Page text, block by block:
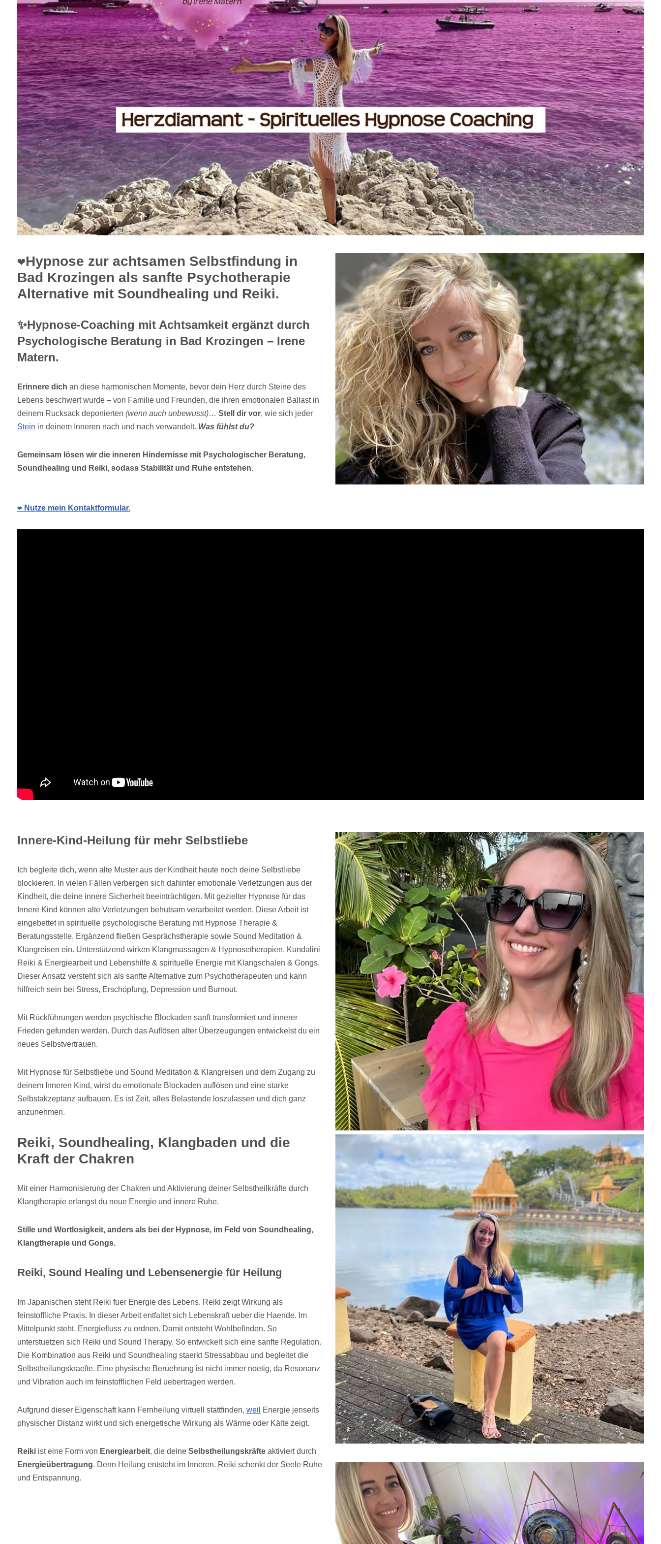
❤️Hypnose zur achtsamen Selbstfindung in
Bad Krozingen als sanfte Psychotherapie
Alternative mit Soundhealing und Reiki.
✨Hypnose-Coaching mit Achtsamkeit ergänzt durch
Psychologische Beratung in Bad Krozingen – Irene
Matern.
Erinnere dich an diese harmonischen Momente, bevor dein Herz durch Steine des
Lebens beschwert wurde – von Familie und Freunden, die ihren emotionalen Ballast in
deinem Rucksack deponierten (wenn auch unbewusst)… Stell dir vor, wie sich jeder
Stein in deinem Inneren nach und nach verwandelt. Was fühlst du?
Gemeinsam lösen wir die inneren Hindernisse mit Psychologischer Beratung,
Soundhealing und Reiki, sodass Stabilität und Ruhe entstehen.
❤️ Nutze mein Kontaktformular.
Innere-Kind-Heilung für mehr Selbstliebe
Ich begleite dich, wenn alte Muster aus der Kindheit heute noch deine Selbstliebe
blockieren. In vielen Fällen verbergen sich dahinter emotionale Verletzungen aus der
Kindheit, die deine innere Sicherheit beeinträchtigen. Mit gezielter Hypnose für das
Innere Kind können alte Verletzungen behutsam verarbeitet werden. Diese Arbeit ist
eingebettet in spirituelle psychologische Beratung mit Hypnose Therapie &
Beratungsstelle. Ergänzend fließen Gesprächstherapie sowie Sound Meditation &
Klangreisen ein. Unterstützend wirken Klangmassagen & Hypnosetherapien, Kundalini
Reiki & Energiearbeit und Lebenshilfe & spirituelle Energie mit Klangschalen & Gongs.
Dieser Ansatz versteht sich als sanfte Alternative zum Psychotherapeuten und kann
hilfreich sein bei Stress, Erschöpfung, Depression und Burnout.
Mit Rückführungen werden psychische Blockaden sanft transformiert und innerer
Frieden gefunden werden. Durch das Auflösen alter Überzeugungen entwickelst du ein
neues Selbstvertrauen.
Mit Hypnose für Selbstliebe und Sound Meditation & Klangreisen und dem Zugang zu
deinem Inneren Kind, wirst du emotionale Blockaden auflösen und eine starke
Selbstakzeptanz aufbauen. Es ist Zeit, alles Belastende loszulassen und dich ganz
anzunehmen.
Reiki, Soundhealing, Klangbaden und die
Kraft der Chakren
Mit einer Harmonisierung der Chakren und Aktivierung deiner Selbstheilkräfte durch
Klangtherapie erlangst du neue Energie und innere Ruhe.
Stille und Wortlosigkeit, anders als bei der Hypnose, im Feld von Soundhealing,
Klangtherapie und Gongs.
Reiki, Sound Healing und Lebensenergie für Heilung
Im Japanischen steht Reiki fuer Energie des Lebens. Reiki zeigt Wirkung als
feinstoffliche Praxis. In dieser Arbeit entfaltet sich Lebenskraft ueber die Haende. Im
Mittelpunkt steht, Energiefluss zu ordnen. Damit entsteht Wohlbefinden. So
unterstuetzen sich Reiki und Sound Therapy. So entwickelt sich eine sanfte Regulation.
Die Kombination aus Reiki und Soundhealing staerkt Stressabbau und begleitet die
Selbstheilungskraefte. Eine physische Beruehrung ist nicht immer noetig, da Resonanz
und Vibration auch im feinstofflichen Feld uebertragen werden.
Aufgrund dieser Eigenschaft kann Fernheilung virtuell stattfinden, weil
Energie jenseits
physischer Distanz wirkt und sich energetische Wirkung als Wärme oder Kälte zeigt.
Reiki ist eine Form von Energiearbeit, die deine Selbstheilungskräfte aktiviert durch
Energieübertragung. Denn Heilung entsteht im Inneren. Reiki schenkt der Seele Ruhe
und Entspannung.